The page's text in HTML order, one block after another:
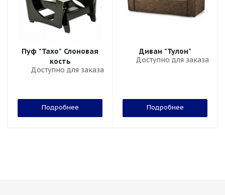
Пуф "Тахо" Слоновая
кость
Доступно для заказа
Подробнее
Диван "Тулон"
Доступно для заказа
Подробнее